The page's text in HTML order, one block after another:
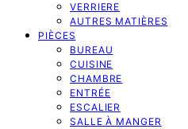
VERRIERE
AUTRES MATIÈRES
PIÈCES
BUREAU
CUISINE
CHAMBRE
ENTRÉE
ESCALIER
SALLE À MANGER